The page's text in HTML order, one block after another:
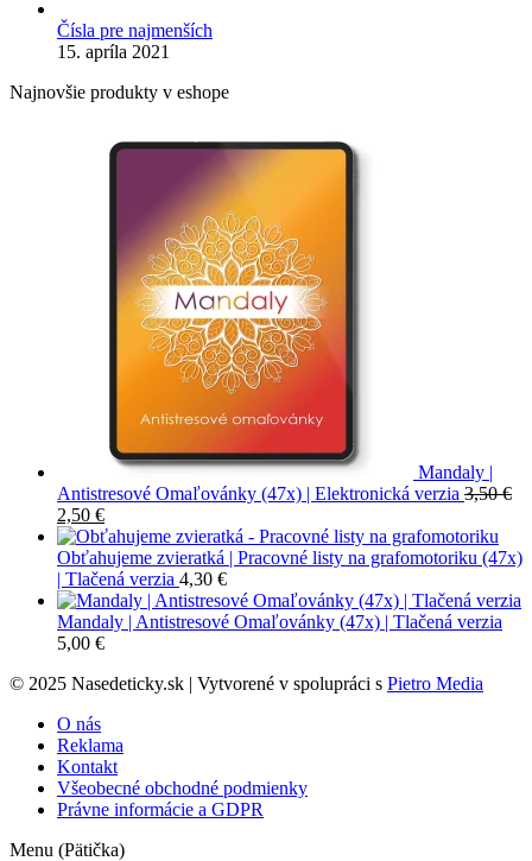
Čísla pre najmenších
15. apríla 2021
Najnovšie produkty v eshope
Mandaly |
Antistresové Omaľovánky (47x) | Elektronická verzia 3,50€
Pôvodná
cena
bola:
3,50 €.
2,50 €Aktuálna
cena
je:
2,50 €.
Obťahujeme zvieratká | Pracovné listy na grafomotoriku (47x)
| Tlačená verzia 4,30 €
Mandaly | Antistresové Omaľovánky (47x) | Tlačená verzia
5,00 €
© 2025 Nasedeticky.sk | Vytvorené v spolupráci s Pietro Media
O nás
Reklama
Kontakt
Všeobecné obchodné podmienky
Právne informácie a GDPR
Menu (Pätička)